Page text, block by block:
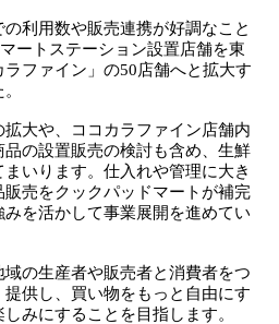
利用数や販売連携が好調なこと
ートステーション設置店舗を東
ファイン」の50店舗へと拡大す
大や、ココカラファイン店舗内
の設置販売の検討も含め、生鮮
いります。仕入れや管理に大き
売をクックパッドマートが補完
を活かして事業展開を進めてい
の生産者や販売者と消費者をつ
供し、買い物をもっと自由にす
みにすることを目指します。